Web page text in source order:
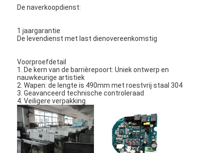
Statief tourniquet Gate
Advertentiebelemmering
Toegangsbeheerturnstile Poort
Klep barrière Gate
Swing barrière Gate
Full Height tourniquet
De naverkoopdienst:
1 jaargarantie
De levendienst met last dienovereenkomstig
Voorproefdetail
1. De kern van de barrièrepoort: Uniek ontwerp en
nauwkeurige artistiek
2. Wapen: de lengte is 490mm met roestvrij staal 304
3. Geavanceerd technische controleraad
4. Veiligere verpakking